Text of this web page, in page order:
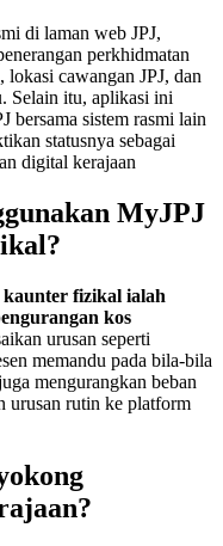
di laman web JPJ,
perkhidmatan
lokasi cawangan JPJ, dan
Selain itu, aplikasi ini
bersama sistem rasmi lain
statusnya sebagai
digital kerajaan
MyJPJ
fizikal ialah
kos
urusan seperti
memandu pada bila-bila
mengurangkan beban
urusan rutin ke platform